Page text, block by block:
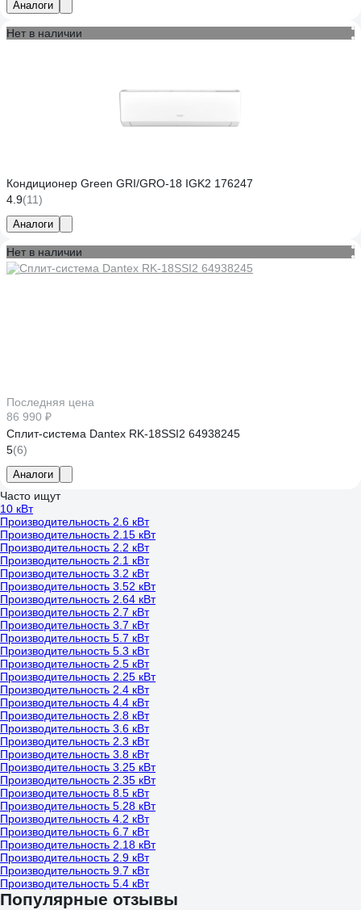
Аналоги
Нет в наличии
Кондиционер Green GRI/GRO-18 IGK2 176247
4.9(11)
Аналоги
Нет в наличии
Последняя цена
86 990 ₽
Сплит-система Dantex RK-18SSI2 64938245
5(6)
Аналоги
Часто ищут
10 кВт
Производительность 2.6 кВт
Производительность 2.15 кВт
Производительность 2.2 кВт
Производительность 2.1 кВт
Производительность 3.2 кВт
Производительность 3.52 кВт
Производительность 2.64 кВт
Производительность 2.7 кВт
Производительность 3.7 кВт
Производительность 5.7 кВт
Производительность 5.3 кВт
Производительность 2.5 кВт
Производительность 2.25 кВт
Производительность 2.4 кВт
Производительность 4.4 кВт
Производительность 2.8 кВт
Производительность 3.6 кВт
Производительность 2.3 кВт
Производительность 3.8 кВт
Производительность 3.25 кВт
Производительность 2.35 кВт
Производительность 8.5 кВт
Производительность 5.28 кВт
Производительность 4.2 кВт
Производительность 6.7 кВт
Производительность 2.18 кВт
Производительность 2.9 кВт
Производительность 9.7 кВт
Производительность 5.4 кВт
Популярные отзывы